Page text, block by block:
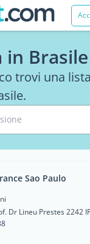
in Brasile
trovi una
Sao Paulo